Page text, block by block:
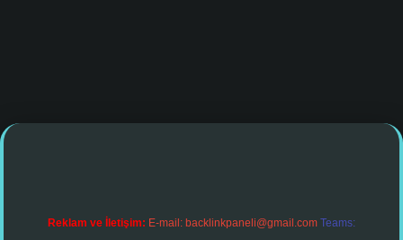
giriş
Reklam ve İletişim: E-mail: backlinkpaneli@gmail.com Teams: